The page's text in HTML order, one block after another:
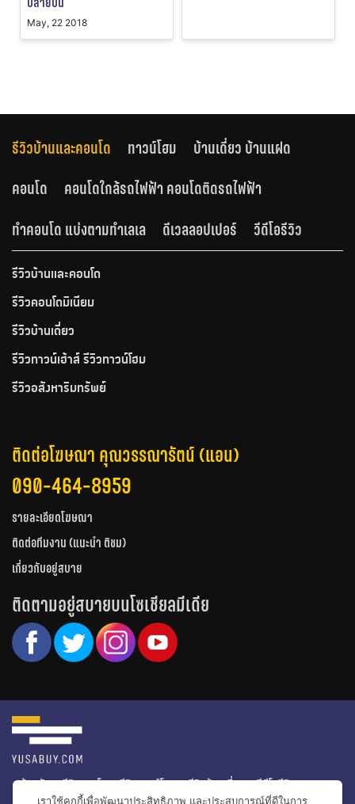
May, 22 2018
รีวิวบ้านและคอนโด ทาวน์โฮม
บ้านเดี่ยว บ้านแฝด
คอนโด
คอนโดใกล้รถไฟฟ้า คอนโดติดรถไฟฟ้า
ทำคอนโด แบ่งตามทำเลเล
ดีเวลลอปเปอร์ วีดีโอรีวิว
รีวิวบ้านและคอนโด
รีวิวคอนโดมิเนียม
รีวิวบ้านเดี่ยว
รีวิวทาวน์เฮ้าส์ รีวิวทาวน์โฮม
รีวิวอสังหาริมทรัพย์
ติดต่อโฆษณา คุณวรรณารัตน์ (แอน)
090-464-8959
รายละเอียดโฆษณา
ติดต่อทีมงาน (แนะนำ ติชม)
เกี่ยวกับอยู่สบาย
ติดตามอยู่สบายบนโซเชียลมีเดีย
หน้าหลัก รีวิวคอนโด รีวิวทาวน์โฮม รีวิวบ้านเดี่ยว
วีดีโอรีวิว
เราใช้คุกกี้เพื่อพัฒนาประสิทธิภาพ และประสบการณ์ที่ดีในการ